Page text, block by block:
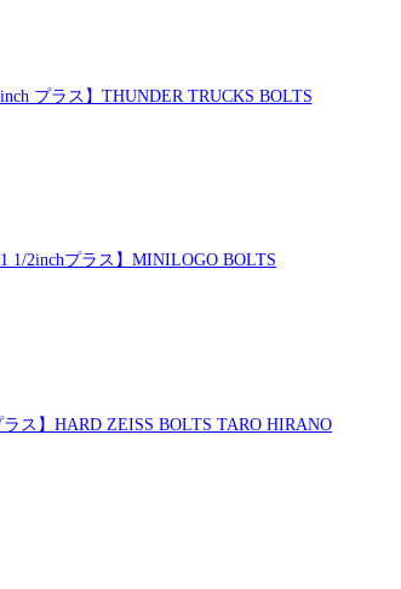
プラス】THUNDER TRUCKS BOLTS
1 1/2inchプラス】MINILOGO BOLTS
ラス】HARD ZEISS BOLTS TARO HIRANO